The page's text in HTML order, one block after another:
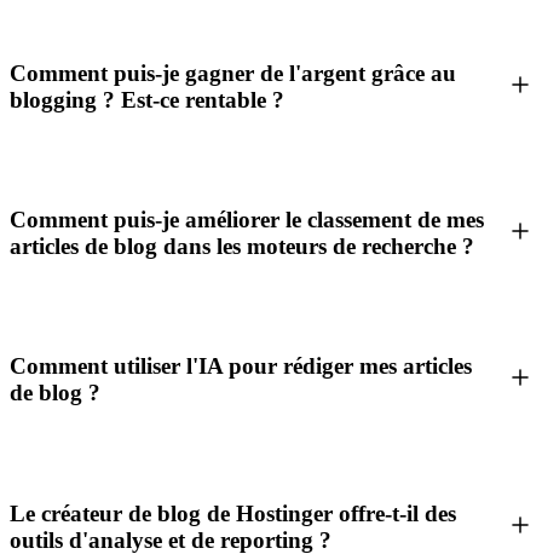
Comment puis-je gagner de l'argent grâce au
blogging ? Est-ce rentable ?
Comment puis-je améliorer le classement de mes
articles de blog dans les moteurs de recherche ?
Comment utiliser l'IA pour rédiger mes articles
de blog ?
Le créateur de blog de Hostinger offre-t-il des
outils d'analyse et de reporting ?